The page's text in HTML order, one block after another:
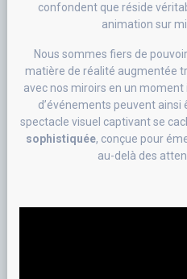
confondent que réside
animation sur
Nous sommes fiers de
matière de réalité augmentée
avec nos miroirs en un
d’événements peuvent
spectacle visuel captivant se
sophistiquée, conçue pour
au-delà des